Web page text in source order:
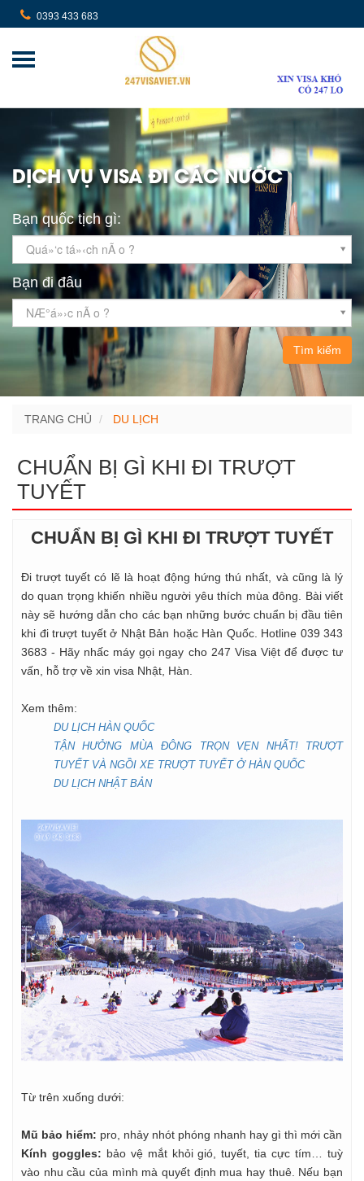
0393 433 683
DỊCH VỤ VISA ĐI CÁC NƯỚC
Bạn quốc tịch gì:
Quá»‘c tá»‹ch nÃ o ?
Bạn đi đâu
NÆ°á»›c nÃ o ?
Tìm kiếm
TRANG CHỦ DU LỊCH
CHUẨN BỊ GÌ KHI ĐI TRƯỢT
TUYẾT
CHUẨN BỊ GÌ KHI ĐI TRƯỢT TUYẾT
Đi trượt tuyết có lẽ là hoạt động hứng thú nhất, và cũng là lý
do quan trọng khiến nhiều người yêu thích mùa đông. Bài viết
này sẽ hướng dẫn cho các bạn những bước chuẩn bị đầu tiên
khi đi trượt tuyết ở Nhật Bản hoặc Hàn Quốc. Hotline 039 343
3683 - Hãy nhấc máy gọi ngay cho 247 Visa Việt để được tư
vấn, hỗ trợ về xin visa Nhật, Hàn.
Xem thêm:
DU LỊCH HÀN QUỐC
TẬN HƯỞNG MÙA ĐÔNG TRỌN VẸN NHẤT! TRƯỢT
TUYẾT VÀ NGỒI XE TRƯỢT TUYẾT Ở HÀN QUỐC
DU LỊCH NHẬT BẢN
Từ trên xuống dưới:
Mũ bảo hiểm: pro, nhảy nhót phóng nhanh hay gì thì mới cần
Kính goggles: bảo vệ mắt khỏi gió, tuyết, tia cực tím… tuỳ
vào nhu cầu của mình mà quyết định mua hay thuê. Nếu bạn